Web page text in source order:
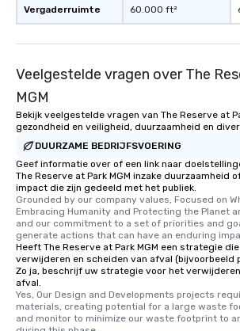
Vergaderruimte 60.000 ft²
Veelgestelde vragen over The
MGM
Bekijk veelgestelde vragen van The Reserve at
gezondheid en veiligheid, duurzaamheid en
DUURZAME BEDRIJFSVOERING
Geef informatie over of een link naar
The Reserve at Park MGM inzake duurzaamheid
impact die zijn gedeeld met het publiek.
Grounded by our company values, Focused on
Embracing Humanity and Protecting the Planet
and our commitment to a set of priorities and
generate actions that can have an enduring
Heeft The Reserve at Park MGM een strategie
verwijderen en scheiden van afval (bijvoorbeeld
Zo ja, beschrijf uw strategie voor het
afval.
Yes, Our Design and Developments projects
materials, creating potential for a large waste
and monitor to minimize our waste footprint to